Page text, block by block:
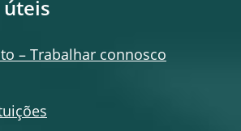
úteis
– Trabalhar connosco